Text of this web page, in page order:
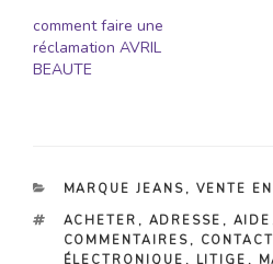
comment faire une
réclamation AVRIL
BEAUTE
CATÉGORIES
MARQUE JEANS , VENTE
ÉTIQUETTES
ACHETER , ADRESSE , AIDE
COMMENTAIRES ,
ÉLECTRONIQUE , LITIGE ,